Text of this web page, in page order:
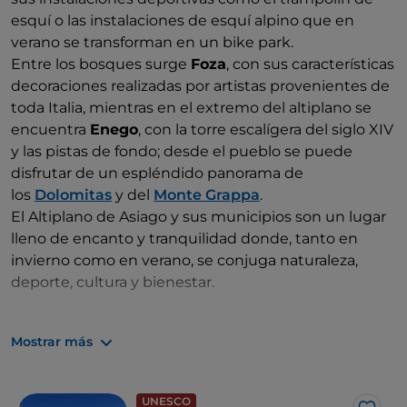
esquí o las instalaciones de esquí alpino que en
verano se transforman en un bike park.
Entre los bosques surge Foza, con sus características
decoraciones realizadas por artistas provenientes de
toda Italia, mientras en el extremo del altiplano se
encuentra Enego, con la torre escalígera del siglo XIV
y las pistas de fondo; desde el pueblo se puede
disfrutar de un espléndido panorama de
los Dolomitas y del Monte Grappa.
El Altiplano de Asiago y sus municipios son un lugar
lleno de encanto y tranquilidad donde, tanto en
invierno como en verano, se conjuga naturaleza,
deporte, cultura y bienestar.
un lugar ideal para los amantes de la
Mostrar más
UNESCO